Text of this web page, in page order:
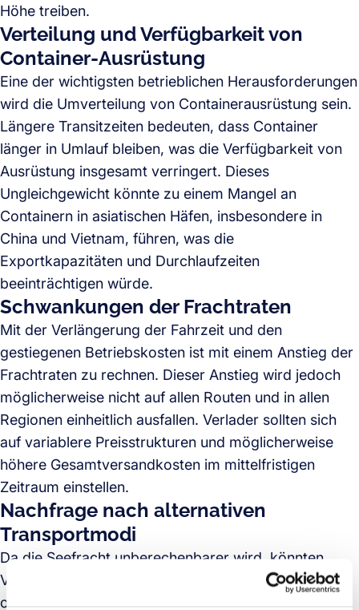
Höhe treiben.
Verteilung und Verfügbarkeit von
Container-Ausrüstung
Eine der wichtigsten betrieblichen Herausforderungen
wird die Umverteilung von Containerausrüstung sein.
Längere Transitzeiten bedeuten, dass Container
länger in Umlauf bleiben, was die Verfügbarkeit von
Ausrüstung insgesamt verringert. Dieses
Ungleichgewicht könnte zu einem Mangel an
Containern in asiatischen Häfen, insbesondere in
China und Vietnam, führen, was die
Exportkapazitäten und Durchlaufzeiten
beeinträchtigen würde.
Schwankungen der Frachtraten
Mit der Verlängerung der Fahrzeit und den
gestiegenen Betriebskosten ist mit einem Anstieg der
Frachtraten zu rechnen. Dieser Anstieg wird jedoch
möglicherweise nicht auf allen Routen und in allen
Regionen einheitlich ausfallen. Verlader sollten sich
auf variablere Preisstrukturen und möglicherweise
höhere Gesamtversandkosten im mittelfristigen
Zeitraum einstellen.
Nachfrage nach alternativen
Transportmodi
Da die Seefracht unberechenbarer wird, könnten
Verlader auf alternative Transportmodi wie Schiene
oder multimodale Lösungen zurückgreifen. Wir